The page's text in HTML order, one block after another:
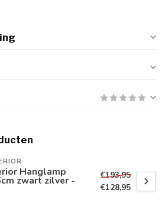
Hanglamp
zwart zilver -
€193,95
€128,95